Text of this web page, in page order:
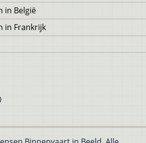
in België
in Frankrijk